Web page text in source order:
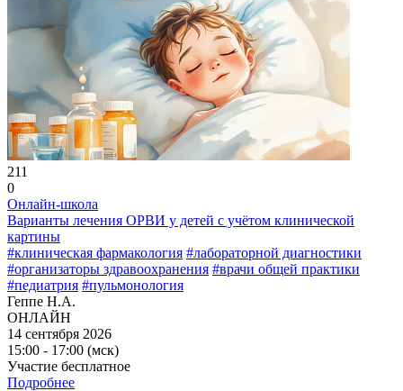
211
0
Онлайн-школа
Варианты лечения ОРВИ у детей с учётом клинической
картины
#клиническая фармакология #лабораторной диагностики
#организаторы здравоохранения #врачи общей практики
#педиатрия #пульмонология
Геппе Н.А.
ОНЛАЙН
14 сентября 2026
15:00 - 17:00 (мск)
Участие бесплатное
Подробнее